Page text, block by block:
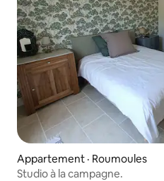
Appartement · Roumoules
Studio à la campagne.